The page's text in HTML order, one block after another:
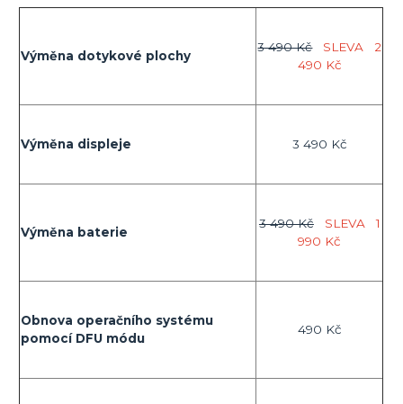
Výměna dotykové plochy
3 490 Kč SLEVA 2
490 Kč
Výměna displeje 3 490 Kč
Výměna baterie
3 490 Kč SLEVA 1
990 Kč
Obnova operačního systému
pomocí DFU módu
490 Kč